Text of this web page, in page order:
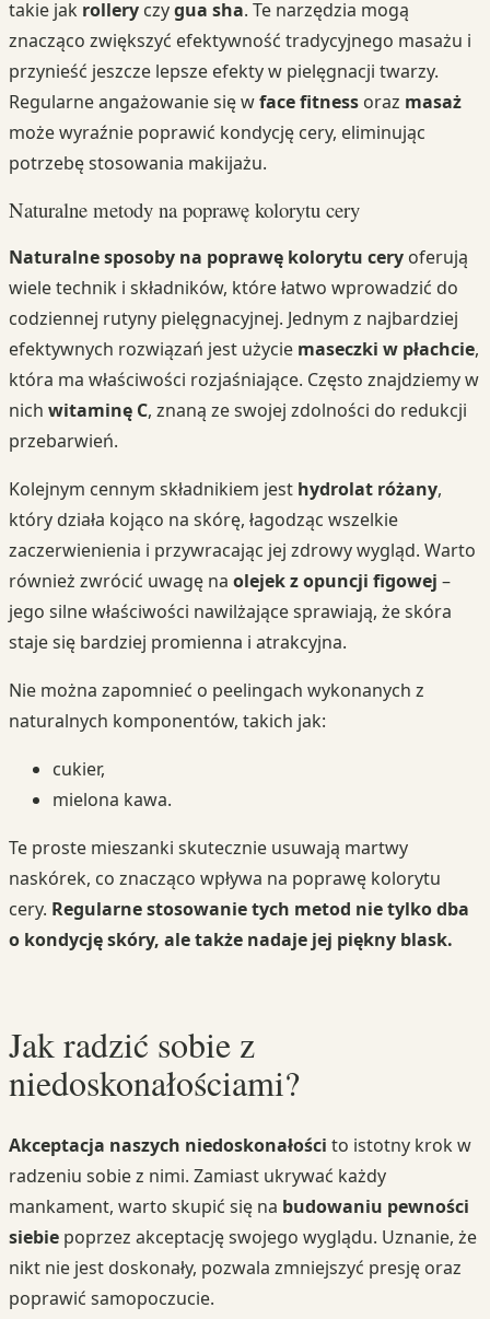
takie jak rollery czygua sha. Te narzędzia mogą
znacząco zwiększyć efektywność tradycyjnego masażu i
przynieść jeszcze lepsze efekty w pielęgnacji twarzy.
Regularne angażowanie się wface fitness oraz masaż
może wyraźnie poprawić kondycję cery, eliminując
potrzebę stosowania makijażu.
Naturalne metody na poprawę kolorytu cery
Naturalne sposoby na poprawę kolorytu cery oferują
wiele technik i składników, które łatwo wprowadzić do
codziennej rutyny pielęgnacyjnej. Jednym z najbardziej
efektywnych rozwiązań jest użycie maseczki w płachcie,
która ma właściwości rozjaśniające. Często znajdziemy w
nich witaminę C, znaną ze swojej zdolności do redukcji
przebarwień.
Kolejnym cennym składnikiem jest hydrolat różany,
który działa kojąco na skórę, łagodząc wszelkie
zaczerwienienia i przywracając jej zdrowy wygląd. Warto
również zwrócić uwagę na olejek z opuncji figowej –
jego silne właściwości nawilżające sprawiają, że skóra
staje się bardziej promienna i atrakcyjna.
Nie można zapomnieć o peelingach wykonanych z
naturalnych komponentów, takich jak:
cukier,
mielona kawa.
Te proste mieszanki skutecznie usuwają martwy
naskórek, co znacząco wpływa na poprawę kolorytu
cery. Regularne stosowanie tych metod nie tylko dba
o kondycję skóry, ale także nadaje jej piękny blask.
Jak radzić sobie z
niedoskonałościami?
Akceptacja naszych niedoskonałości to istotny krok w
radzeniu sobie z nimi. Zamiast ukrywać każdy
mankament, warto skupić się na budowaniu pewności
siebie poprzez akceptację swojego wyglądu. Uznanie, że
nikt nie jest doskonały, pozwala zmniejszyć presję oraz
poprawić samopoczucie.